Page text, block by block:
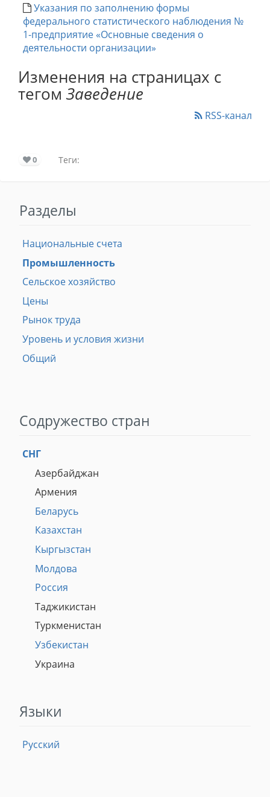
Указания по заполнению формы
федерального статистического наблюдения №
1-предприятие «Основные сведения о
деятельности организации»
Изменения на страницах с
тегом Заведение
RSS-канал
0 Теги:
Разделы
Национальные счета
Промышленность
Сельское хозяйство
Цены
Рынок труда
Уровень и условия жизни
Общий
Содружество стран
СНГ
Азербайджан
Армения
Беларусь
Казахстан
Кыргызстан
Молдова
Россия
Таджикистан
Туркменистан
Узбекистан
Украина
Языки
Русский